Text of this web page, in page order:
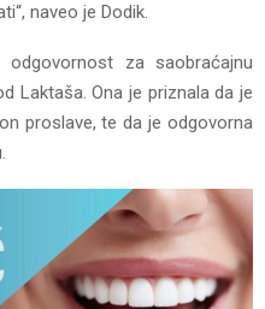
naveo je Dodik.
odgovornost za saobraćajnu
Laktaša. Ona je priznala da je
proslave, te da je odgovorna